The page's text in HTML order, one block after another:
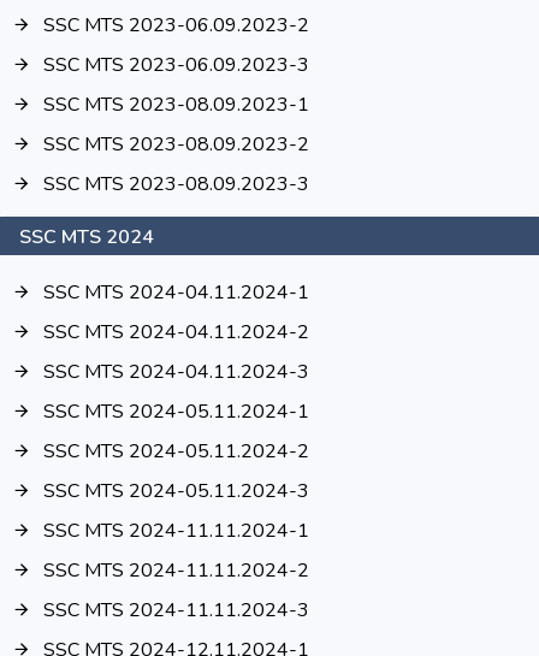
SSC MTS 2023-06.09.2023-2
SSC MTS 2023-06.09.2023-3
SSC MTS 2023-08.09.2023-1
SSC MTS 2023-08.09.2023-2
SSC MTS 2023-08.09.2023-3
SSC MTS 2024
SSC MTS 2024-04.11.2024-1
SSC MTS 2024-04.11.2024-2
SSC MTS 2024-04.11.2024-3
SSC MTS 2024-05.11.2024-1
SSC MTS 2024-05.11.2024-2
SSC MTS 2024-05.11.2024-3
SSC MTS 2024-11.11.2024-1
SSC MTS 2024-11.11.2024-2
SSC MTS 2024-11.11.2024-3
SSC MTS 2024-12.11.2024-1